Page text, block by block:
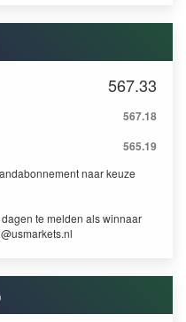
567.33
567.18
565.19
naar keuze
te melden als winnaar